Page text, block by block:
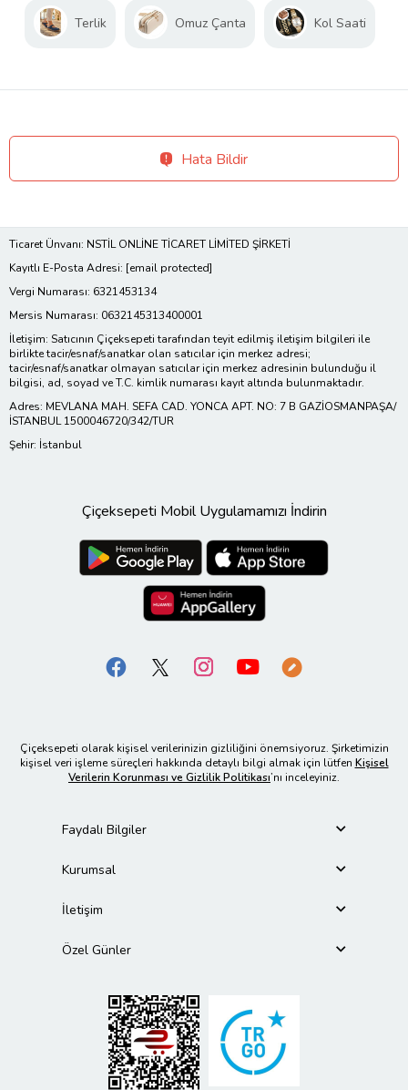
Terlik Omuz Çanta Kol Saati
Hata Bildir
Ticaret Ünvanı: NSTİL ONLİNE TİCARET LİMİTED ŞİRKETİ
Kayıtlı E-Posta Adresi: [email protected]
Vergi Numarası: 6321453134
Mersis Numarası: 0632145313400001
İletişim: Satıcının Çiçeksepeti tarafından teyit edilmiş iletişim bilgileri ile
birlikte tacir/esnaf/sanatkar olan satıcılar için merkez adresi;
tacir/esnaf/sanatkar olmayan satıcılar için merkez adresinin bulunduğu il
bilgisi, ad, soyad ve T.C. kimlik numarası kayıt altında bulunmaktadır.
Adres: MEVLANA MAH. SEFA CAD. YONCA APT. NO: 7 B GAZİOSMANPAŞA/
İSTANBUL 1500046720/342/TUR
Şehir: İstanbul
Çiçeksepeti Mobil Uygulamamızı İndirin
Çiçeksepeti olarak kişisel verilerinizin gizliliğini önemsiyoruz. Şirketimizin
kişisel veri işleme süreçleri hakkında detaylı bilgi almak için lütfen Kişisel
Verilerin Korunması ve Gizlilik Politikası’nı inceleyiniz.
Faydalı Bilgiler
Kurumsal
İletişim
Özel Günler